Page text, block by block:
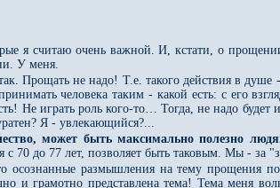
я считаю очень важной. И, кстати, о
У меня.
Прощать не надо! Т.е. такого действия в
человека таким - какой есть: с его
Не играть роль кого-то… Тогда, не надо
Я - увлекающийся?...
может быть максимально полезно
с 70 до 77 лет, позволяет быть таковым. Мы -
осознанные размышления на тему прощения
и грамотно представлена тема! Тема меня